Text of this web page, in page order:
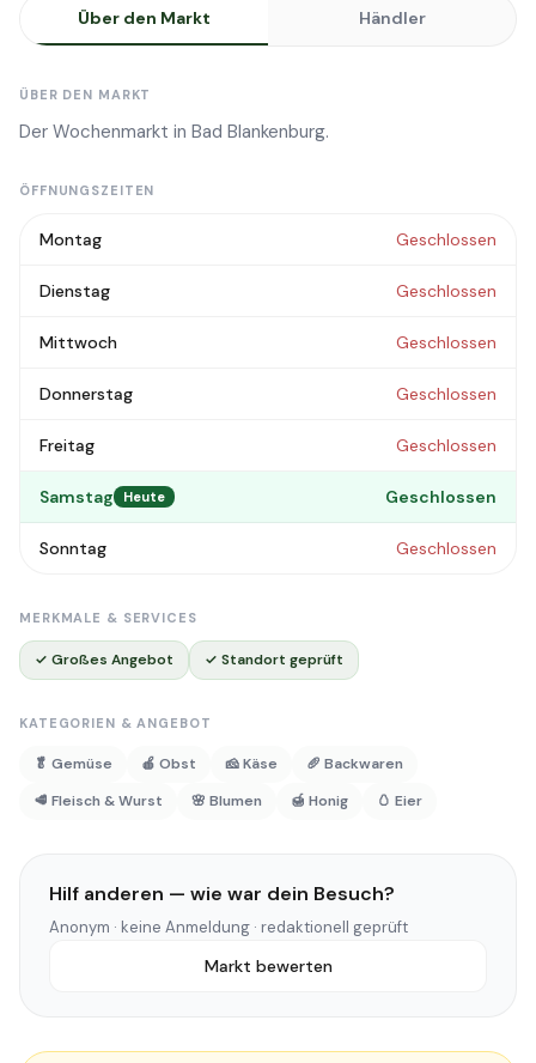
Über den Markt Händler
ÜBER DEN MARKT
Der Wochenmarkt in Bad Blankenburg.
ÖFFNUNGSZEITEN
Montag Geschlossen
Dienstag Geschlossen
Mittwoch Geschlossen
Donnerstag Geschlossen
Freitag Geschlossen
Samstag Heute Geschlossen
Sonntag Geschlossen
MERKMALE & SERVICES
✓ Großes Angebot ✓ Standort geprüft
KATEGORIEN & ANGEBOT
🥬 Gemüse 🍎 Obst 🧀 Käse
🥖 Backwaren
🥩 Fleisch & Wurst
🌸 Blumen 🍯 Honig 🥚 Eier
Hilf anderen — wie war dein Besuch?
Anonym · keine Anmeldung · redaktionell geprüft
Markt bewerten